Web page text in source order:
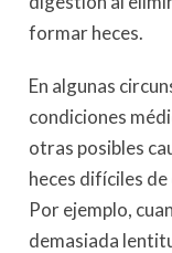
formar heces.
En algunas
condiciones
otras posibles
heces difíciles
Por ejemplo,
demasiada